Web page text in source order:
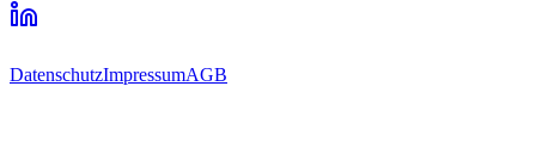
DatenschutzImpressumAGB